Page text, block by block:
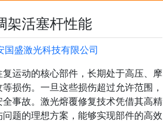
架活塞杆性能
国盛激光科技有限公司
运动的核心部件，长期处于高压、摩
损伤。一旦这些损伤超过允许范围，
事故。激光熔覆修复技术凭借其高精
题的理想方案，能够实现部件的高效